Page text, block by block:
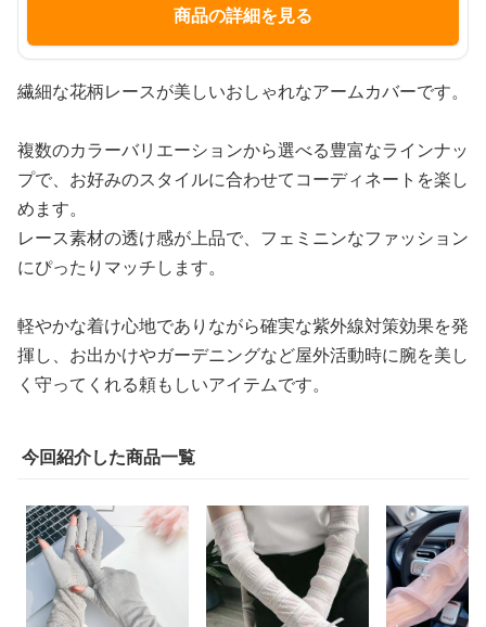
商品の詳細を見る
繊細な花柄レースが美しいおしゃれなアームカバーです。
複数のカラーバリエーションから選べる豊富なラインナッ
プで、お好みのスタイルに合わせてコーディネートを楽し
めます。
レース素材の透け感が上品で、フェミニンなファッション
にぴったりマッチします。
軽やかな着け心地でありながら確実な紫外線対策効果を発
揮し、お出かけやガーデニングなど屋外活動時に腕を美し
く守ってくれる頼もしいアイテムです。
今回紹介した商品一覧